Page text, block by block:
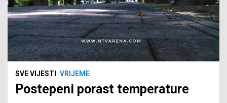
SVE VIJESTI VRIJEME
Postepeni porast temperature